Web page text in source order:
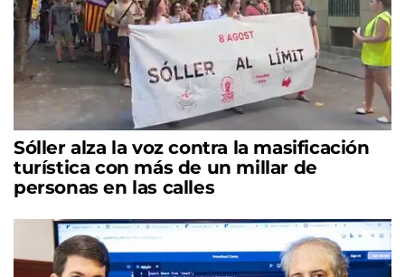
Sóller alza la voz contra la masificación
turística con más de un millar de
personas en las calles